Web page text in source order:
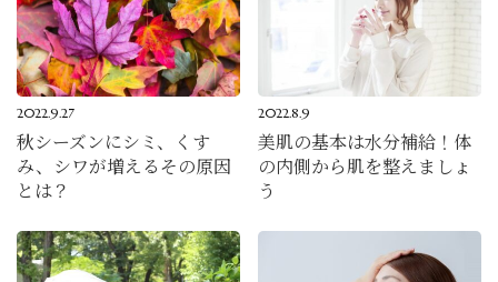
2022.9.27
秋シーズンにシミ、くす
み、シワが増えるその原因
とは？
2022.8.9
美肌の基本は水分補給！体
の内側から肌を整えましょ
う